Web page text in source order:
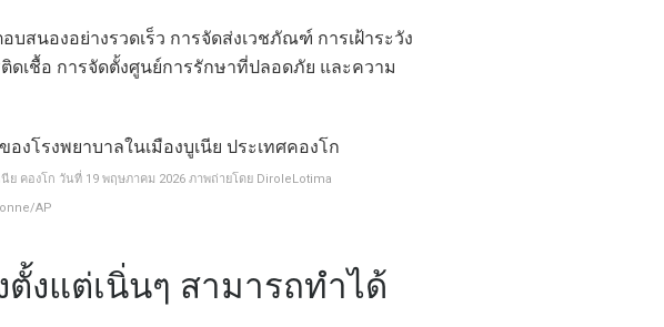
สนองอย่างรวดเร็ว การจัดส่งเวชภัณฑ์ การเฝ้าระวัง
เชื้อ การจัดตั้งศูนย์การรักษาที่ปลอดภัย และความ
คองโก วันที่ 19 พฤษภาคม 2026 ภาพถ่ายโดย DiroleLotima
AP
งแต่เนิ่นๆ สามารถทำได้